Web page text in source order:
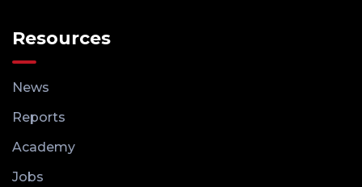
Resources
News
Reports
Academy
Jobs